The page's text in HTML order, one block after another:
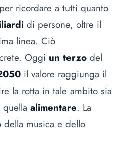
ricordare a tutti quanto
di persone, oltre il
linea. Ciò
Oggi un terzo del
il valore raggiunga il
la rotta in tale ambito sia
quella alimentare. La
musica e dello